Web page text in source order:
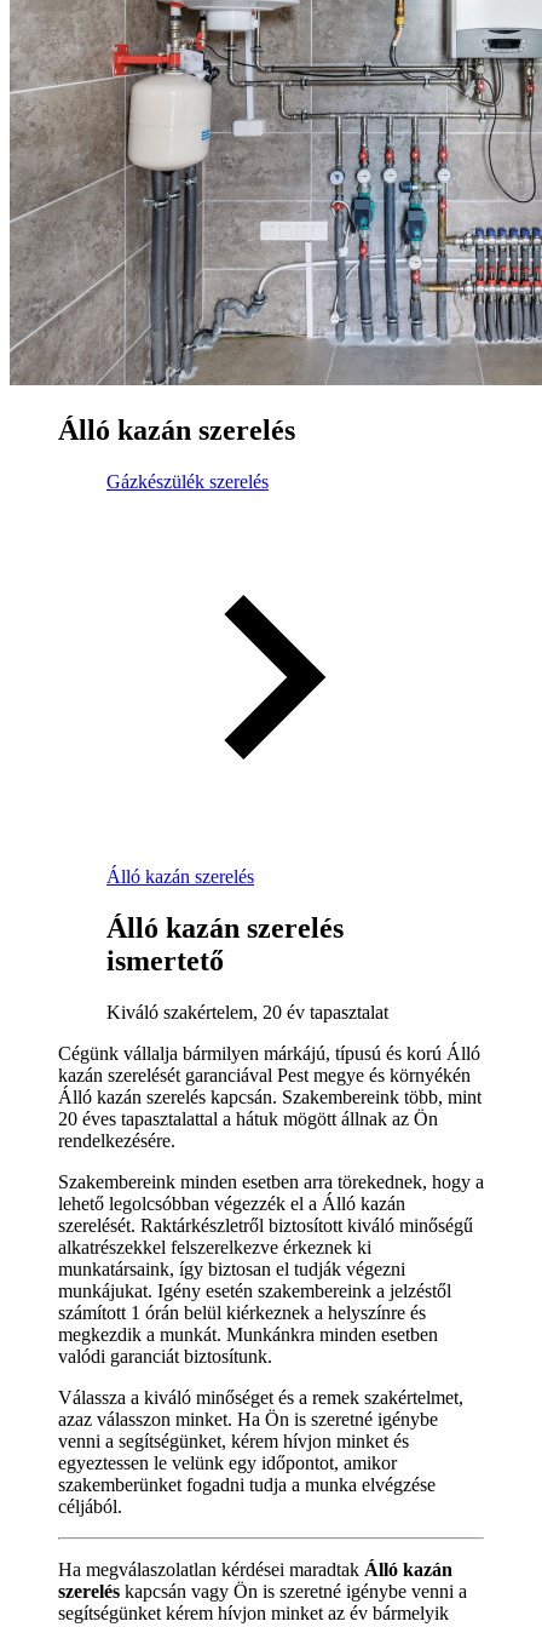
Álló kazán szerelés
Gázkészülék szerelés
Álló kazán szerelés
Álló kazán szerelés
ismertető
Kiváló szakértelem, 20 év tapasztalat
Cégünk vállalja bármilyen márkájú, típusú és korú Álló
kazán szerelését garanciával Pest megye és környékén
Álló kazán szerelés kapcsán. Szakembereink több, mint
20 éves tapasztalattal a hátuk mögött állnak az Ön
rendelkezésére.
Szakembereink minden esetben arra törekednek, hogy a
lehető legolcsóbban végezzék el a Álló kazán
szerelését. Raktárkészletről biztosított kiváló minőségű
alkatrészekkel felszerelkezve érkeznek ki
munkatársaink, így biztosan el tudják végezni
munkájukat. Igény esetén szakembereink a jelzéstől
számított 1 órán belül kiérkeznek a helyszínre és
megkezdik a munkát. Munkánkra minden esetben
valódi garanciát biztosítunk.
Válassza a kiváló minőséget és a remek szakértelmet,
azaz válasszon minket. Ha Ön is szeretné igénybe
venni a segítségünket, kérem hívjon minket és
egyeztessen le velünk egy időpontot, amikor
szakemberünket fogadni tudja a munka elvégzése
céljából.
Ha megválaszolatlan kérdései maradtak Álló kazán
szerelés kapcsán vagy Ön is szeretné igénybe venni a
segítségünket kérem hívjon minket az év bármelyik